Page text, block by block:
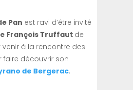
Pan est ravi d’être invité
François Truffaut de
venir à la rencontre des
faire découvrir son
de Bergerac.